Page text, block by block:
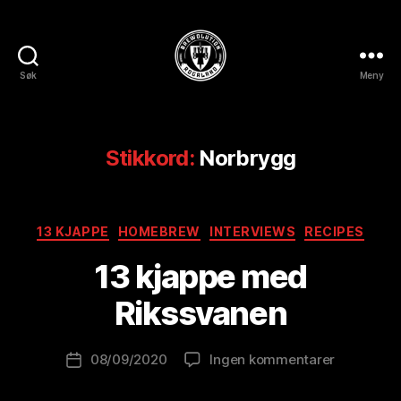
Søk Meny
Stikkord: Norbrygg
Kategorier
13 KJAPPE HOMEBREW INTERVIEWS RECIPES
13 kjappe med
Rikssvanen
Innleggsforfatter
v
r
w
l
Publiseringsdato
08/09/2020 Ingen kommentarertil